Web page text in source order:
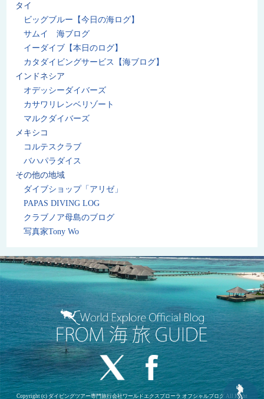
タイ
ビッグブルー【今日の海ログ】
サムイ 海ブログ
イーダイブ【本日のログ】
カタダイビングサービス【海ブログ】
インドネシア
オデッシーダイバーズ
カサワリレンベリゾート
マルクダイバーズ
メキシコ
コルテスクラブ
バハパラダイス
その他の地域
ダイブショップ「アリゼ」
PAPAS DIVING LOG
クラブノア母島のブログ
写真家Tony Wo
Copyright (c) ダイビングツアー専門旅行会社ワールドエクスプローラ オフシャルブログ All Right